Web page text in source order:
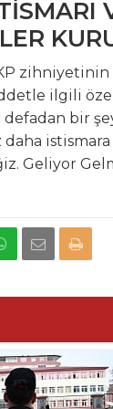
ilgili
bir
Geliyor